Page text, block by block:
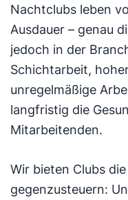
Nachtclubs leben
Ausdauer – genau
jedoch in der
Schichtarbeit,
unregelmäßige
langfristig die
Mitarbeitenden.
Wir bieten Clubs
gegenzusteuern: